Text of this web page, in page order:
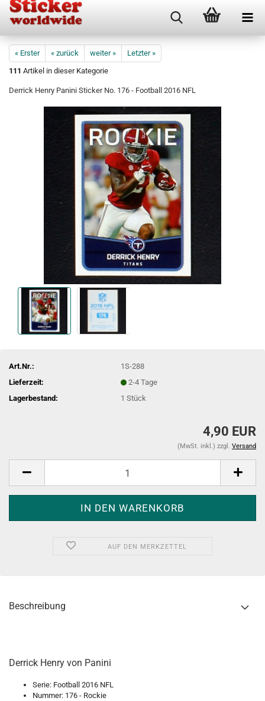
« Erster « zurück weiter »
Letzter »
111 Artikel in dieser Kategorie
Derrick Henry Panini Sticker No. 176 - Football 2016 NFL
Art.Nr.:
1S-288
Lieferzeit:
2-4 Tage
Lagerbestand:
1Stück
4,90 EUR
(MwSt. inkl.) zzgl. Versand
AUF DEN MERKZETTEL
Beschreibung
Derrick Henry von Panini
Serie: Football 2016 NFL
Nummer: 176 - Rockie